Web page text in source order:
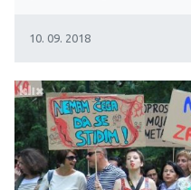
10. 09. 2018